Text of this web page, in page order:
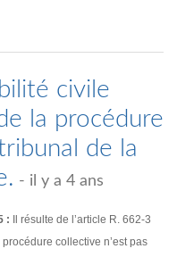
civile
la procédure
de la
- il y a 4 ans
:
Il résulte de l’article R. 662-3
collective n’est pas